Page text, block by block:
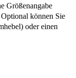
Größenangabe
können Sie
oder einen